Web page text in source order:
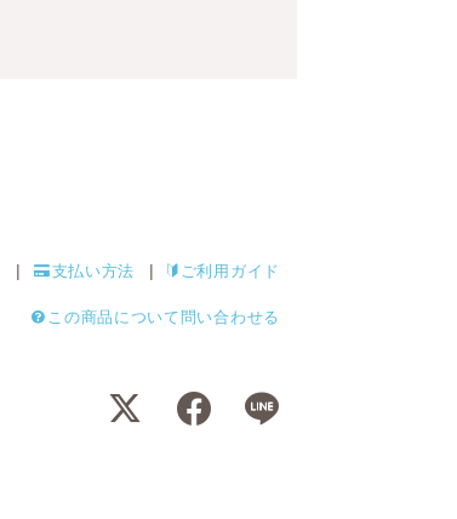
支払い方法 ご利用ガイド
この商品について問い合わせる